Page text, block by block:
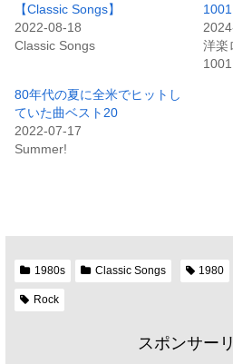
【Classic Songs】
2022-08-18
Classic Songs
洋楽
1001
80年代の夏に全米でヒットし
ていた曲ベスト20
2022-07-17
Summer!
1980s Classic Songs 1980
Rock
スポンサー